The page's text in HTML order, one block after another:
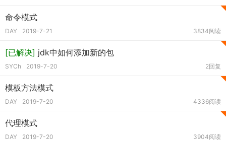
命令模式
DAY 2019-7-21 3834阅读
[已解决] jdk中如何添加新的包
SYCh 2019-7-20 2回复
模板方法模式
DAY 2019-7-20 4336阅读
代理模式
DAY 2019-7-20 3904阅读